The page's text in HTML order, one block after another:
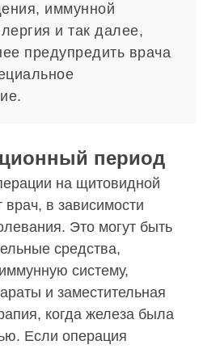
иммунной
и так далее,
предупредить врача
период
на щитовидной
врач, в зависимости
Это могут быть
средства,
систему,
и заместительная
когда железа была
Если операция